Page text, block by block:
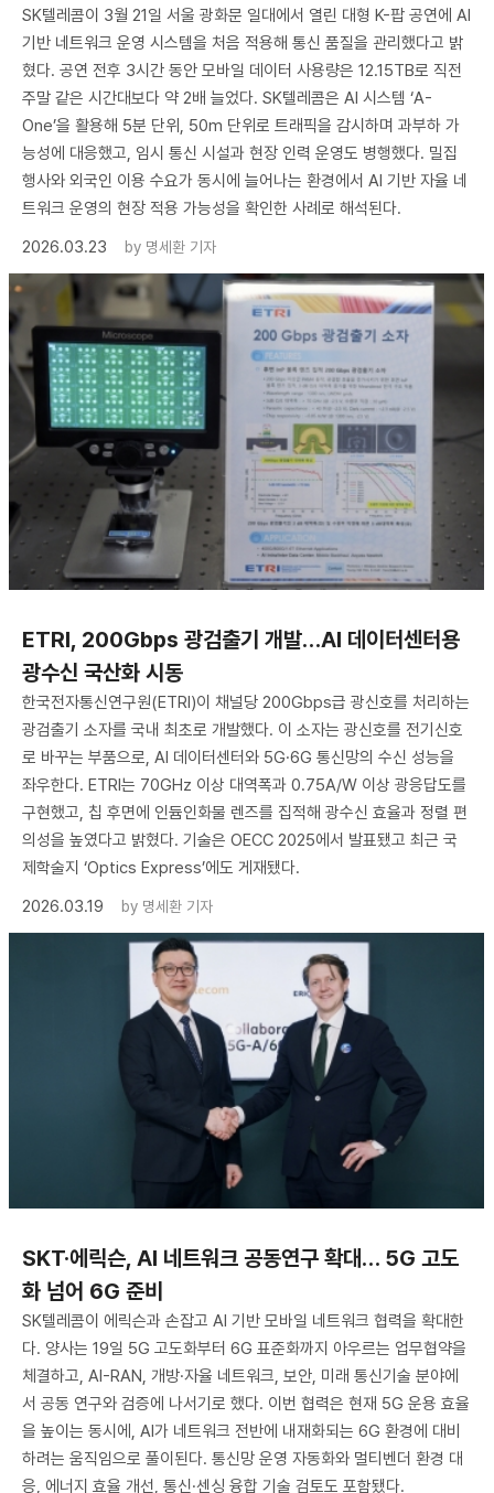
SK텔레콤이 3월 21일 서울 광화문 일대에서 열린 대형 K-팝 공연에 AI
기반 네트워크 운영 시스템을 처음 적용해 통신 품질을 관리했다고 밝
혔다. 공연 전후 3시간 동안 모바일 데이터 사용량은 12.15TB로 직전
주말 같은 시간대보다 약 2배 늘었다. SK텔레콤은 AI 시스템 ‘A-
One’을 활용해 5분 단위, 50m 단위로 트래픽을 감시하며 과부하 가
능성에 대응했고, 임시 통신 시설과 현장 인력 운영도 병행했다. 밀집
행사와 외국인 이용 수요가 동시에 늘어나는 환경에서 AI 기반 자율 네
트워크 운영의 현장 적용 가능성을 확인한 사례로 해석된다.
2026.03.23
by 명세환 기자
ETRI, 200Gbps 광검출기 개발…AI 데이터센터용
광수신 국산화 시동
한국전자통신연구원(ETRI)이 채널당 200Gbps급 광신호를 처리하는
광검출기 소자를 국내 최초로 개발했다. 이 소자는 광신호를 전기신호
로 바꾸는 부품으로, AI 데이터센터와 5G·6G 통신망의 수신 성능을
좌우한다. ETRI는 70GHz 이상 대역폭과 0.75A/W 이상 광응답도를
구현했고, 칩 후면에 인듐인화물 렌즈를 집적해 광수신 효율과 정렬 편
의성을 높였다고 밝혔다. 기술은 OECC 2025에서 발표됐고 최근 국
제학술지 ‘Optics Express’에도 게재됐다.
2026.03.19
by 명세환 기자
SKT·에릭슨, AI 네트워크 공동연구 확대… 5G 고도
화 넘어 6G 준비
SK텔레콤이 에릭슨과 손잡고 AI 기반 모바일 네트워크 협력을 확대한
다. 양사는 19일 5G 고도화부터 6G 표준화까지 아우르는 업무협약을
체결하고, AI-RAN, 개방·자율 네트워크, 보안, 미래 통신기술 분야에
서 공동 연구와 검증에 나서기로 했다. 이번 협력은 현재 5G 운용 효율
을 높이는 동시에, AI가 네트워크 전반에 내재화되는 6G 환경에 대비
하려는 움직임으로 풀이된다. 통신망 운영 자동화와 멀티벤더 환경 대
응, 에너지 효율 개선, 통신·센싱 융합 기술 검토도 포함됐다.